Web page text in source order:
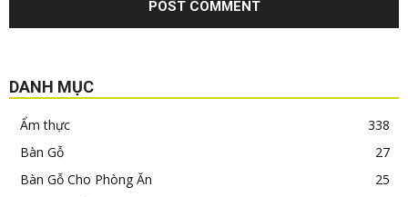
DANH MỤC
Ẩm thực
338
Bàn Gỗ
27
Bàn Gỗ Cho Phòng Ăn
25